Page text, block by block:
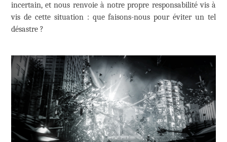
incertain, et nous renvoie à notre propre responsabilité vis à
vis de cette situation : que faisons-nous pour éviter un tel
désastre ?